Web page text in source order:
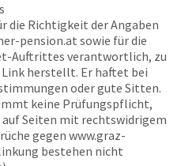
die Richtigkeit der Angaben
pension.at sowie für die
Auftrittes verantwortlich, zu
herstellt. Er haftet bei
oder gute Sitten.
keine Prüfungspflicht,
auf Seiten mit rechtswidrigem
gegenwww.graz-
bestehen nicht